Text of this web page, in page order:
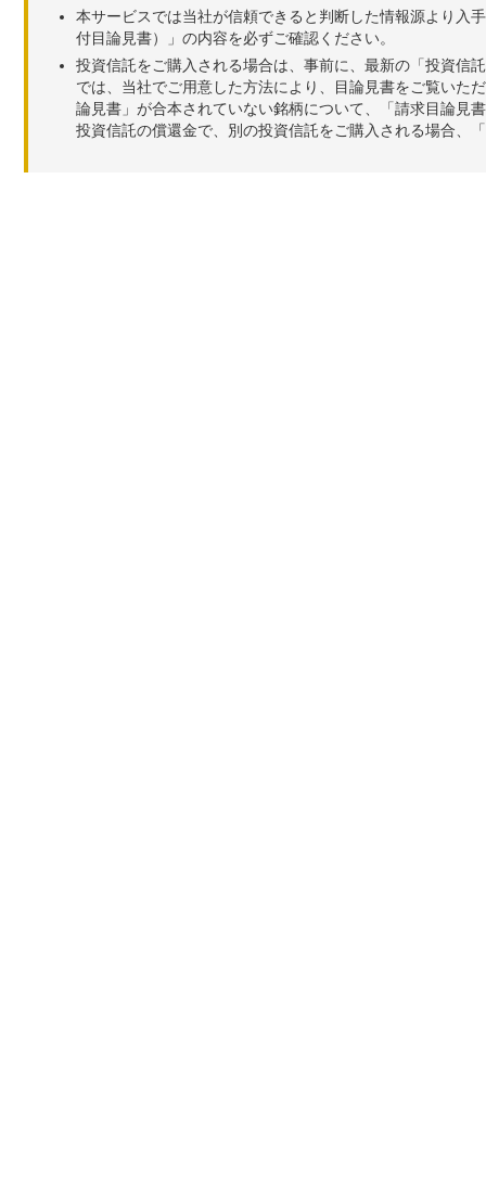
本サービスでは当社が信頼できると判断した情報源より入
付目論見書）」の内容を必ずご確認ください。
投資信託をご購入される場合は、事前に、最新の「投資信
では、当社でご用意した方法により、目論見書をご覧いた
論見書」が合本されていない銘柄について、「請求目論見
投資信託の償還金で、別の投資信託をご購入される場合、